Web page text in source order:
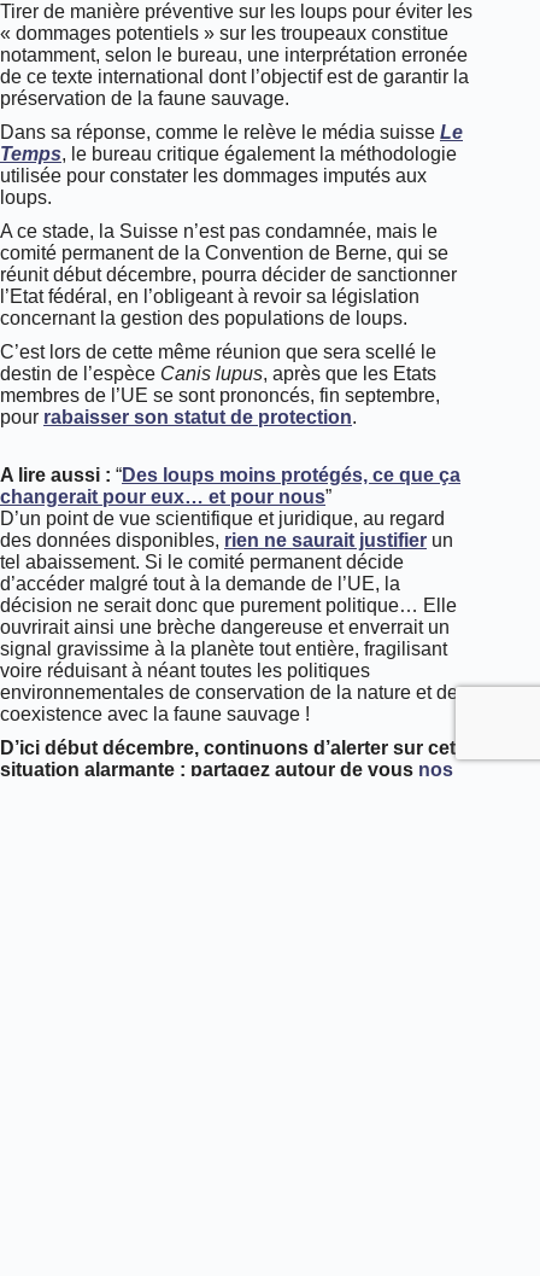
Tirer de manière préventive sur les loups pour éviter les
« dommages potentiels » sur les troupeaux constitue
notamment, selon le bureau, une interprétation erronée
de ce texte international dont l’objectif est de garantir la
préservation de la faune sauvage.
Dans sa réponse, comme le relève le média suisse Le
Temps, le bureau critique également la méthodologie
utilisée pour constater les dommages imputés aux
loups.
A ce stade, la Suisse n’est pas condamnée, mais le
comité permanent de la Convention de Berne, qui se
réunit début décembre, pourra décider de sanctionner
l’Etat fédéral, en l’obligeant à revoir sa législation
concernant la gestion des populations de loups.
C’est lors de cette même réunion que sera scellé le
destin de l’espèce Canis lupus, après que les Etats
membres de l’UE se sont prononcés, fin septembre,
pour rabaisser son statut de protection.
A lire aussi : “Des loups moins protégés, ce que ça
changerait pour eux… et pour nous”
D’un point de vue scientifique et juridique, au regard
des données disponibles, rien ne saurait justifier un
tel abaissement. Si le comité permanent décide
d’accéder malgré tout à la demande de l’UE, la
décision ne serait donc que purement politique… Elle
ouvrirait ainsi une brèche dangereuse et enverrait un
signal gravissime à la planète tout entière, fragilisant
voire réduisant à néant toutes les politiques
environnementales de conservation de la nature et de
coexistence avec la faune sauvage !
D’ici début décembre, continuons d’alerter sur cette
situation alarmante : partagez autour de vous nos